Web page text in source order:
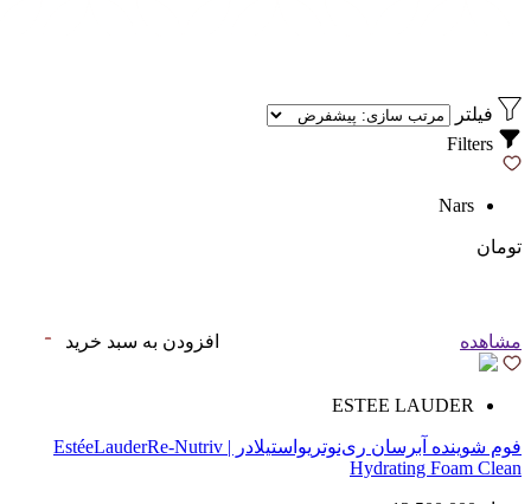
فیلتر
Nars
تومان
مشاهده افزودن به سبد خرید
ESTEE LAUDER
فوم شوینده آبرسان ری‌نوتریواستیلادر | EstéeLauderRe-Nutriv
Hydrating Foam Clean